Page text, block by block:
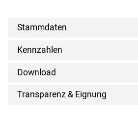
Stammdaten
Kennzahlen
Download
Transparenz & Eignung